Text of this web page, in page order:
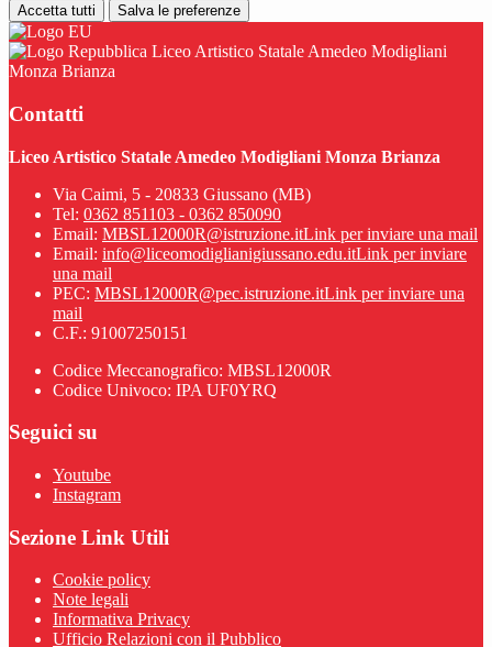
Accetta tutti Salva le preferenze
Liceo Artistico Statale Amedeo Modigliani
Monza Brianza
Contatti
Liceo Artistico Statale Amedeo Modigliani Monza Brianza
Via Caimi, 5 - 20833 Giussano (MB)
Tel: 0362 851103 - 0362 850090
Email: MBSL12000R@istruzione.itLink per inviare una mail
Email: info@liceomodiglianigiussano.edu.itLink per inviare
una mail
PEC: MBSL12000R@pec.istruzione.itLink per inviare una
mail
C.F.: 91007250151
Codice Meccanografico: MBSL12000R
Codice Univoco: IPA UF0YRQ
Seguici su
Youtube
Instagram
Sezione Link Utili
Cookie policy
Note legali
Informativa Privacy
Ufficio Relazioni con il Pubblico